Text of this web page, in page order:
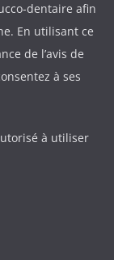
dentaire afin
En utilisant ce
de l’avis de
à ses
à utiliser